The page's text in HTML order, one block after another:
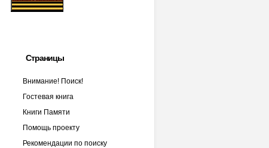
Страницы
Внимание! Поиск!
Гостевая книга
Книги Памяти
Помощь проекту
Рекомендации по поиску